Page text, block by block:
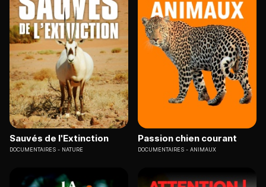
Sauvés de l'Extinction
DOCUMENTAIRES NATURE
Passion chien courant
DOCUMENTAIRES ANIMAUX